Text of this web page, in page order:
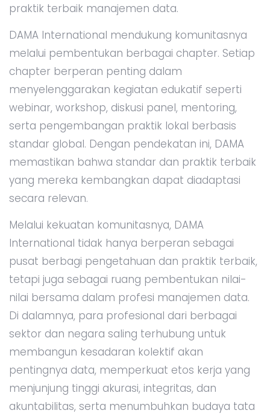
praktik terbaik manajemen data.
DAMA International mendukung komunitasnya
melalui pembentukan berbagai chapter. Setiap
chapter berperan penting dalam
menyelenggarakan kegiatan edukatif seperti
webinar, workshop, diskusi panel, mentoring,
serta pengembangan praktik lokal berbasis
standar global. Dengan pendekatan ini, DAMA
memastikan bahwa standar dan praktik terbaik
yang mereka kembangkan dapat diadaptasi
secara relevan.
Melalui kekuatan komunitasnya, DAMA
International tidak hanya berperan sebagai
pusat berbagi pengetahuan dan praktik terbaik,
tetapi juga sebagai ruang pembentukan nilai-
nilai bersama dalam profesi manajemen data.
Di dalamnya, para profesional dari berbagai
sektor dan negara saling terhubung untuk
membangun kesadaran kolektif akan
pentingnya data, memperkuat etos kerja yang
menjunjung tinggi akurasi, integritas, dan
akuntabilitas, serta menumbuhkan budaya tata